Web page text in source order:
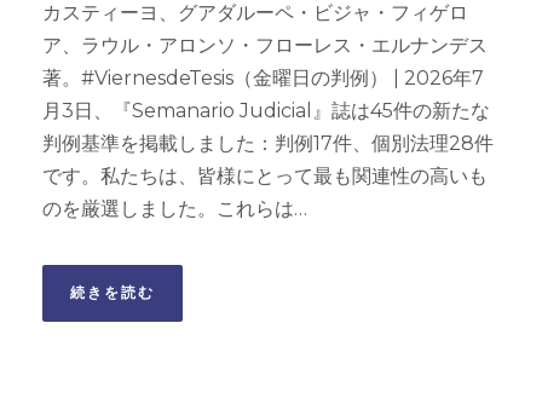
カスティーヨ、グアダルーペ・ビジャ・フィゲロ
ア、ラウル・アロンソ・フローレス・エルナンデス
著。#ViernesdeTesis（金曜日の判例） | 2026年7
月3日、『Semanario Judicial』誌は45件の新たな
判例基準を掲載しました：判例17件、個別法理28件
です。私たちは、皆様にとって最も関連性の高いも
のを厳選しました。これらは…
続きを読む